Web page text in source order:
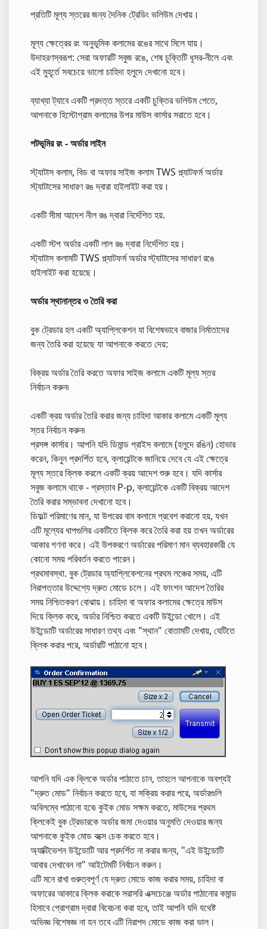
প্রতিটি মূল্য স্তরের জন্য দৈনিক ট্রেডিং ভলিউম দেখায়।
মূল্য ক্ষেত্রের রং অনুভূমিক কলামের রঙের সাথে মিলে যায়।
উদাহরণস্বরূপ: সেরা অফারটি সবুজ রঙে, শেষ চুক্তিটি ধূসর-নীলে এবং
এই মুহূর্তে সবচেয়ে ভালো চাহিদা হলুদে দেখানো হবে।
ব্যাখ্যা ট্যাবে একটি প্রদত্ত স্তরে একটি চুক্তির ভলিউম পেতে,
আপনাকে হিস্টোগ্রাম কলামের উপর মাউস কার্সার সরাতে হবে।
পটভূমির রং - অর্ডার লাইন
স্ট্যাটাস কলাম, বিড বা অফার সাইজ কলাম TWS প্ল্যাটফর্ম অর্ডার
স্ট্যাটাসের সাধারণ রঙ দ্বারা হাইলাইট করা হয়।
একটি সীমা আদেশ নীল রঙ দ্বারা নির্দেশিত হয়.
একটি স্টপ অর্ডার একটি লাল রঙ দ্বারা নির্দেশিত হয়।
স্ট্যাটাস কলামটি TWS প্ল্যাটফর্ম অর্ডার স্ট্যাটাসের সাধারণ রঙে
হাইলাইট করা হয়েছে।
অর্ডার স্থানান্তর ও তৈরি করা
বুক ট্রেডার হল একটি অ্যাপ্লিকেশন যা বিশেষভাবে বাজার নির্মাতাদের
জন্য তৈরি করা হয়েছে যা আপনাকে করতে দেয়:
বিক্রয় অর্ডার তৈরি করতে অফার সাইজ কলামে একটি মূল্য স্তর
নির্বাচন করুন৷
একটি ক্রয় অর্ডার তৈরি করার জন্য চাহিদা আকার কলামে একটি মূল্য
স্তর নির্বাচন করুন৷
প্রসঙ্গ কার্সার। আপনি যদি ডিমান্ড প্রাইস কলামে (হলুদে রঙিন) হোভার
করেন, কিনুন প্রদর্শিত হবে, ক্লায়েন্টকে জানিয়ে দেবে যে এই ক্ষেত্রে
মূল্য স্তরে ক্লিক করলে একটি ক্রয় আদেশ শুরু হবে। যদি কার্সার
সবুজ কলামে থাকে - প্রস্তাব P-p, ক্লায়েন্টকে একটি বিক্রয় আদেশ
তৈরি করার সম্ভাবনা দেখানো হবে।
ডিফল্ট পরিমাণের মান, যা উপরের বাম কলামে প্রবেশ করানো হয়, যখন
এটি মূল্যের ধাপগুলির একটিতে ক্লিক করে তৈরি করা হয় তখন অর্ডারের
আকার গণনা করে। এই উপকরণে অর্ডারের পরিমাণ মান ব্যবহারকারী যে
কোনো সময় পরিবর্তন করতে পারেন।
প্রথমাবস্থা. বুক ট্রেডার অ্যাপ্লিকেশনের প্রথম লঞ্চের সময়, এটি
নিরাপত্তার উদ্দেশ্যে দ্রুত মোডে চলে। এই ফাংশন আদেশ তৈরির
সময় নিশ্চিতকরণ বোঝায়। চাহিদা বা অফার কলামের ক্ষেত্রে মাউস
দিয়ে ক্লিক করে, অর্ডার নিশ্চিত করতে একটি উইন্ডো খোলে। এই
উইন্ডোটি অর্ডারের সাধারণ তথ্য এবং "স্থান" বোতামটি দেখায়, যেটিতে
ক্লিক করার পরে, অর্ডারটি পাঠানো হবে।
আপনি যদি এক ক্লিকে অর্ডার পাঠাতে চান, তাহলে আপনাকে অবশ্যই
"দ্রুত মোড" নির্বাচন করতে হবে, যা সক্রিয় করার পরে, অর্ডারগুলি
অবিলম্বে পাঠানো হবে৷ কুইক মোড সক্ষম করতে, মাউসের প্রথম
ক্লিকেই বুক ট্রেডারকে অর্ডার জমা দেওয়ার অনুমতি দেওয়ার জন্য
আপনাকে কুইক মোড বক্সে চেক করতে হবে।
অ্যাক্টিভেশন উইন্ডোটি আর প্রদর্শিত না করার জন্য, "এই উইন্ডোটি
আবার দেখাবেন না" আইটেমটি নির্বাচন করুন।
এটি মনে রাখা গুরুত্বপূর্ণ যে দ্রুত মোডে কাজ করার সময়, চাহিদা বা
অফারের আকারে ক্লিক করাকে সরাসরি এক্সচেঞ্জে অর্ডার পাঠানোর কমান্ড
হিসাবে প্রোগ্রাম দ্বারা বিবেচনা করা হবে, তাই আপনি যদি যথেষ্ট
অভিজ্ঞ বিশেষজ্ঞ না হন তবে এটি নিরাপদ মোডে কাজ করা ভাল।